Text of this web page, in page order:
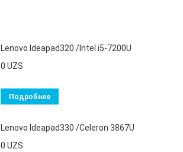
Lenovo Ideapad320 /Intel i5-7200U
0 UZS
Подробнее
Lenovo Ideapad330 /Celeron 3867U
0 UZS